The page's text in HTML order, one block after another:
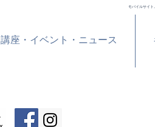
モバイルサイト
講座・イベント・ニュース